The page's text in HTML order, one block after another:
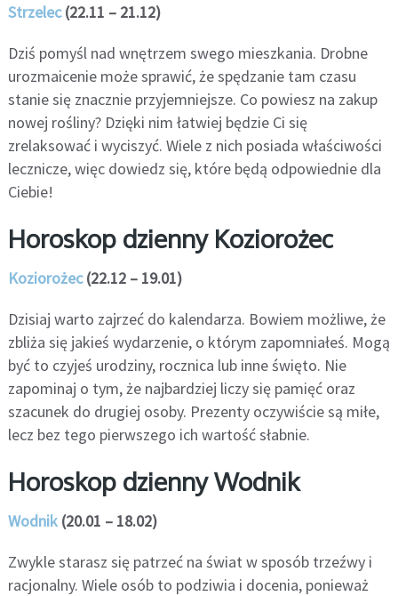
Strzelec(22.11 – 21.12)
Dziś pomyśl nad wnętrzem swego mieszkania. Drobne
urozmaicenie może sprawić, że spędzanie tam czasu
stanie się znacznie przyjemniejsze. Co powiesz na zakup
nowej rośliny? Dzięki nim łatwiej będzie Ci się
zrelaksować i wyciszyć. Wiele z nich posiada właściwości
lecznicze, więc dowiedz się, które będą odpowiednie dla
Ciebie!
Horoskop dzienny Koziorożec
Koziorożec(22.12 – 19.01)
Dzisiaj warto zajrzeć do kalendarza. Bowiem możliwe, że
zbliża się jakieś wydarzenie, o którym zapomniałeś. Mogą
być to czyjeś urodziny, rocznica lub inne święto. Nie
zapominaj o tym, że najbardziej liczy się pamięć oraz
szacunek do drugiej osoby. Prezenty oczywiście są miłe,
lecz bez tego pierwszego ich wartość słabnie.
Horoskop dzienny Wodnik
Wodnik(20.01 – 18.02)
Zwykle starasz się patrzeć na świat w sposób trzeźwy i
racjonalny. Wiele osób to podziwia i docenia, ponieważ